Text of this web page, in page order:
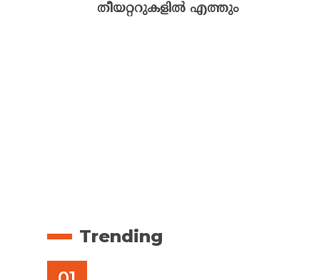
തീയറ്ററുകളിൽ എത്തും
Trending